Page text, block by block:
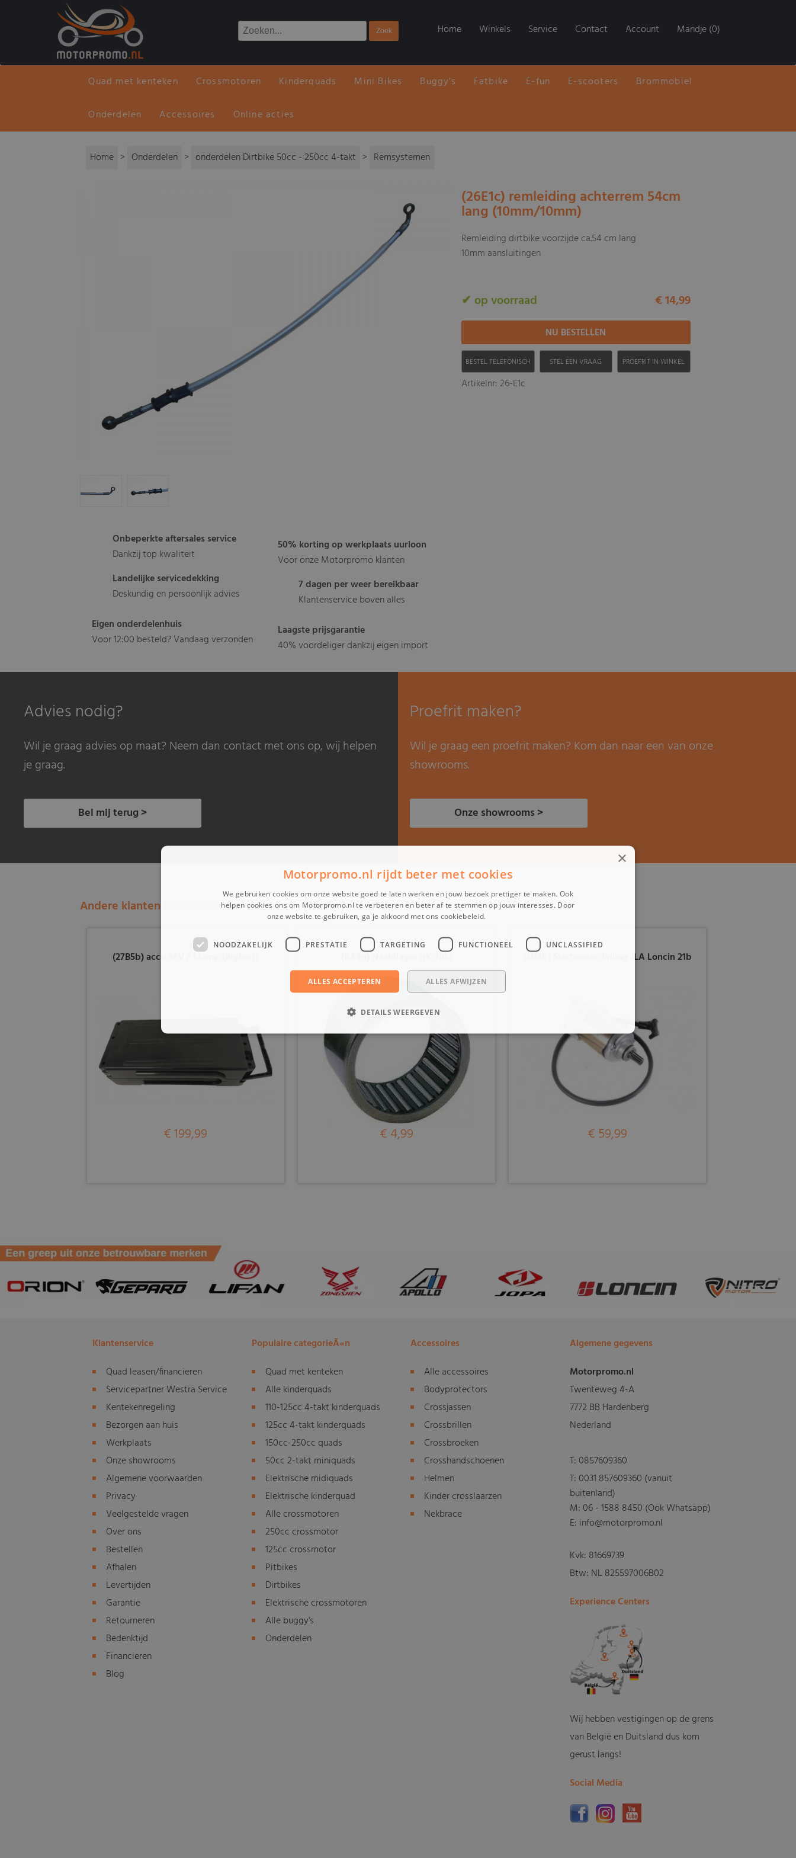
Home Winkels Service Contact Account Mandje (0)
Quad met kenteken Crossmotoren Kinderquads Mini Bikes Buggy's Fatbike E-fun E-scooters Brommobiel
Onderdelen Accessoires Online acties
Home > Onderdelen > onderdelen Dirtbike 50cc - 250cc 4-takt > Remsystemen
Onbeperkte aftersales service
Dankzij top kwaliteit
Landelijke servicedekking
Deskundig en persoonlijk advies
Eigen onderdelenhuis
Voor 12:00 besteld? Vandaag verzonden
50% korting op werkplaats uurloon
Voor onze Motorpromo klanten
7 dagen per weer bereikbaar
Klantenservice boven alles
Laagste prijsgarantie
40% voordeliger dankzij eigen import
(26E1c) remleiding achterrem 54cm
lang (10mm/10mm)
Remleiding dirtbike voorzijde ca.54 cm lang
10mm aansluitingen
✔ op voorraad € 14,99
BESTEL TELEFONISCH STEL EEN VRAAG PROEFRIT IN WINKEL
Artikelnr: 26-E1c
Advies nodig?
Wil je graag advies op maat? Neem dan contact met ons op, wij helpen
je graag.
Bel mij terug >
Proefrit maken?
Wil je graag een proefrit maken? Kom dan naar een van onze
showrooms.
Onze showrooms >
Andere klanten bekeken ook:
(27B5b) accu 36V / 12amp (Bigfoot)
€ 199,99
(8A4g) Naaldlager HK 2012
€ 4,99
(12i4b) Startmotor Jinling JLA Loncin 21b
€ 59,99
Klantenservice
Quad leasen/financieren
Servicepartner Westra Service
Kentekenregeling
Bezorgen aan huis
Werkplaats
Onze showrooms
Algemene voorwaarden
Privacy
Veelgestelde vragen
Over ons
Bestellen
Afhalen
Levertijden
Garantie
Retourneren
Bedenktijd
Financieren
Blog
Populaire categorieÃ«n
Quad met kenteken
Alle kinderquads
110-125cc 4-takt kinderquads
125cc 4-takt kinderquads
150cc-250cc quads
50cc 2-takt miniquads
Elektrische midiquads
Elektrische kinderquad
Alle crossmotoren
250cc crossmotor
125cc crossmotor
Pitbikes
Dirtbikes
Elektrische crossmotoren
Alle buggy's
Onderdelen
Accessoires
Alle accessoires
Bodyprotectors
Crossjassen
Crossbrillen
Crossbroeken
Crosshandschoenen
Helmen
Kinder crosslaarzen
Nekbrace
Algemene gegevens
Motorpromo.nl
Twenteweg 4-A
7772 BB Hardenberg
Nederland
T:0857609360
T:0031 857609360 (vanuit
buitenland)
M:06 - 1588 8450 (Ook Whatsapp)
E: info@motorpromo.nl
Kvk: 81669739
Btw: NL 825597006B02
Experience Centers
Wij hebben vestigingen op de grens
van België en Duitsland dus kom
gerust langs!
Social Media
×
Motorpromo.nl rijdt beter met cookies
We gebruiken cookies om onze website goed te laten werken en jouw bezoek prettiger te maken. Ook
helpen cookies ons om Motorpromo.nl te verbeteren en beter af te stemmen op jouw interesses. Door
onze website te gebruiken, ga je akkoord met ons cookiebeleid.
NOODZAKELIJK PRESTATIE TARGETING FUNCTIONEEL UNCLASSIFIED
ALLES ACCEPTEREN ALLES AFWIJZEN
DETAILS WEERGEVEN